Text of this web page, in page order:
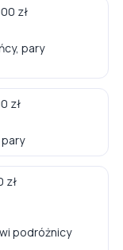
zł
pary
zł
zł
podróżnicy